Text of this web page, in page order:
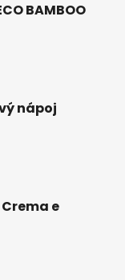
BAMBOO
nápoj
e